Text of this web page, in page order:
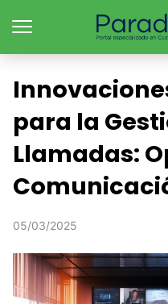
para la
Llamadas:
05/03/2025